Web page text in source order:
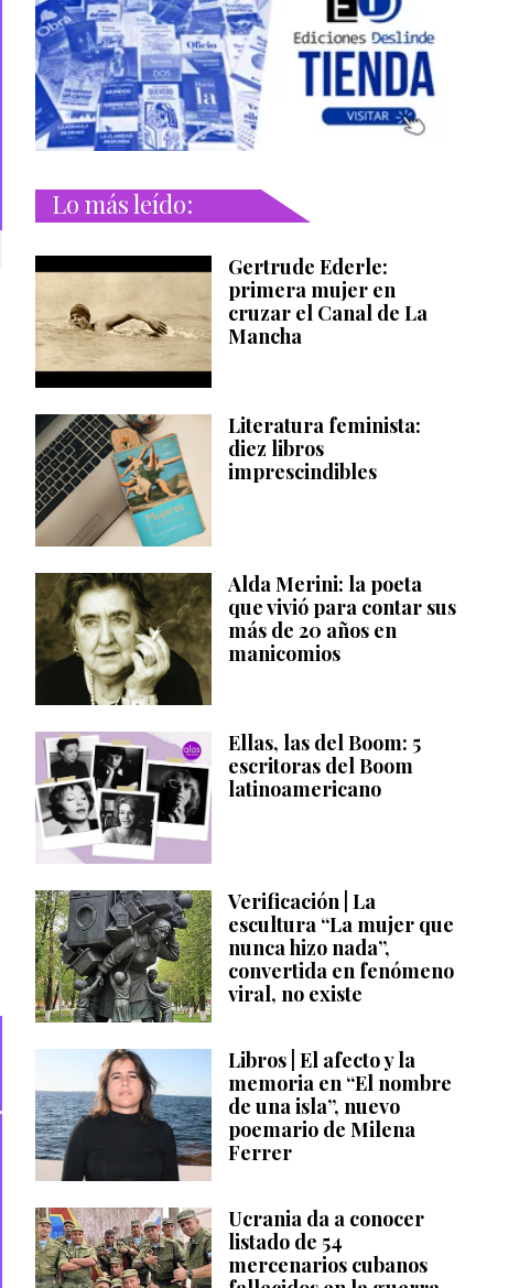
Lo más leído:
Gertrude Ederle:
primera mujer en
cruzar el Canal de La
Mancha
Literatura feminista:
diez libros
imprescindibles
Alda Merini: la poeta
que vivió para contar sus
más de 20 años en
manicomios
Ellas, las del Boom: 5
escritoras del Boom
latinoamericano
Verificación | La
escultura “La mujer que
nunca hizo nada”,
convertida en fenómeno
viral, no existe
Libros | El afecto y la
memoria en “El nombre
de una isla”, nuevo
poemario de Milena
Ferrer
Ucrania da a conocer
listado de 54
mercenarios cubanos